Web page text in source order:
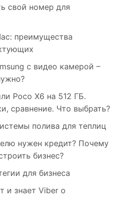
свой номер для
преимущества
c видео камерой –
Poco X6 на 512 ГБ.
сравнение. Что выбрать?
полива для теплиц
нужен кредит? Почему
бизнес?
для бизнеса
и знает Viber о